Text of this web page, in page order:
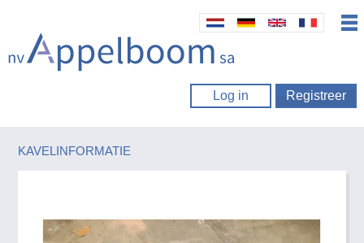
Log in Registreer
KAVELINFORMATIE